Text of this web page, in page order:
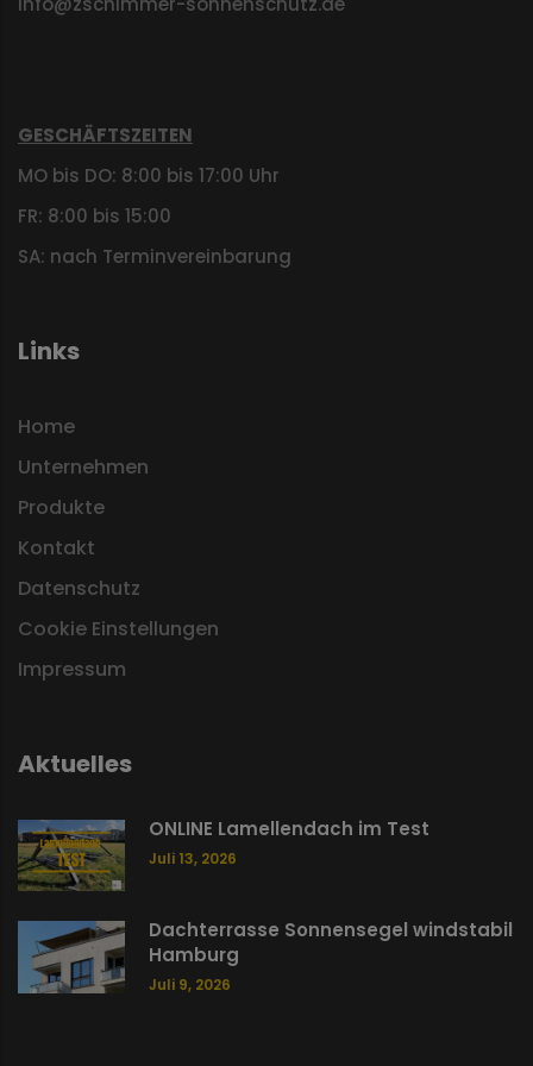
GESCHÄFTSZEITEN
MO bis DO: 8:00 bis 17:00 Uhr
FR: 8:00 bis 15:00
SA: nach Terminvereinbarung
Links
Home
Unternehmen
Produkte
Kontakt
Datenschutz
Cookie Einstellungen
Impressum
Aktuelles
ONLINE Lamellendach im Test
Juli 13, 2026
Dachterrasse Sonnensegel windstabil
Hamburg
Juli 9, 2026